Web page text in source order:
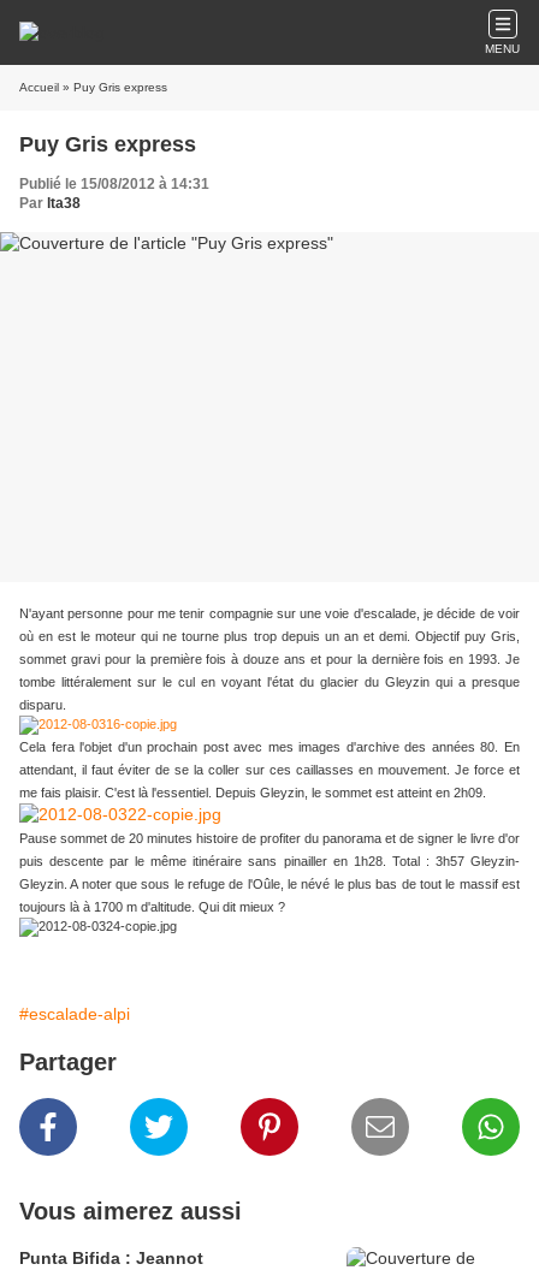
MENU
Accueil » Puy Gris express
Puy Gris express
Publié le 15/08/2012 à 14:31
Par lta38
N'ayant personne pour me tenir compagnie sur une voie d'escalade, je décide de voir
où en est le moteur qui ne tourne plus trop depuis un an et demi. Objectif puy Gris,
sommet gravi pour la première fois à douze ans et pour la dernière fois en 1993. Je
tombe littéralement sur le cul en voyant l'état du glacier du Gleyzin qui a presque
disparu.
Cela fera l'objet d'un prochain post avec mes images d'archive des années 80. En
attendant, il faut éviter de se la coller sur ces caillasses en mouvement. Je force et
me fais plaisir. C'est là l'essentiel. Depuis Gleyzin, le sommet est atteint en 2h09.
Pause sommet de 20 minutes histoire de profiter du panorama et de signer le livre d'or
puis descente par le même itinéraire sans pinailler en 1h28. Total : 3h57 Gleyzin-
Gleyzin. A noter que sous le refuge de l'Oûle, le névé le plus bas de tout le massif est
toujours là à 1700 m d'altitude. Qui dit mieux ?
#escalade-alpi
Partager
Vous aimerez aussi
Punta Bifida : Jeannot